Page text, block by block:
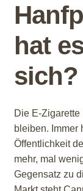
hat
sich?
Die E-Zigarette
bleiben. Immer
Öffentlichkeit
mehr, mal
Gegensatz zu